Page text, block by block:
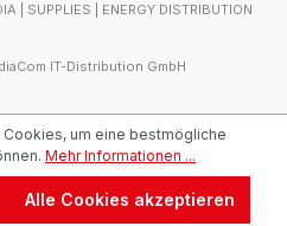
| SUPPLIES | ENERGY DISTRIBUTION
IT-Distribution GmbH
um eine bestmögliche
Mehr Informationen ...
Alle Cookies akzeptieren